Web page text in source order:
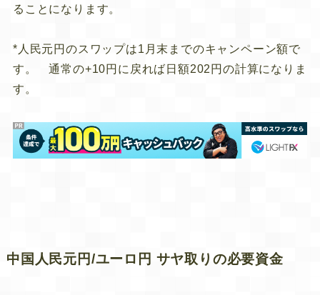
ることになります。
*人民元円のスワップは1月末までのキャンペーン額で
す。 通常の+10円に戻れば日額202円の計算になりま
す。
中国人民元円/ユーロ円 サヤ取りの必要資金